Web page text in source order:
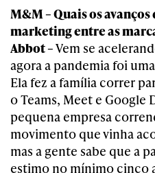
M&M – Quais os
marketing entre as
Abbot –Vem se
agora a pandemia foi
Ela fez a família correr
o Teams, Meet e Google
pequena empresa
movimento que vinha
mas a gente sabe que a
estimo no mínimo cinco